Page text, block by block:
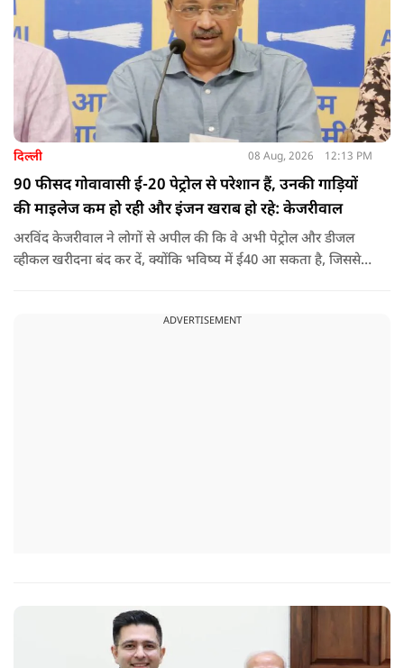
दिल्ली 08 Aug, 2026 12:13 PM
90 फीसद गोवावासी ई-20 पेट्रोल से परेशान हैं, उनकी गाड़ियों
की माइलेज कम हो रही और इंजन खराब हो रहे: केजरीवाल
अरविंद केजरीवाल ने लोगों से अपील की कि वे अभी पेट्रोल और डीजल
व्हीकल खरीदना बंद कर दें, क्योंकि भविष्य में ई40 आ सकता है, जिससे
ADVERTISEMENT